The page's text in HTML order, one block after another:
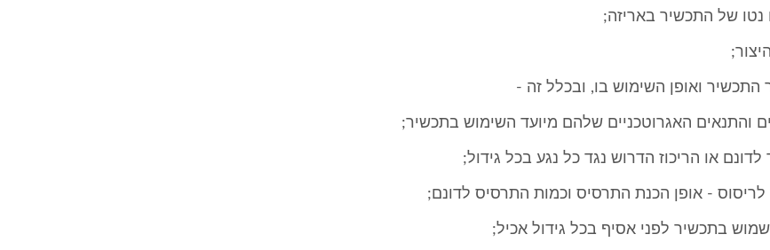
והתנאים האגרוטכניים שלהם מיועד השימוש בתכשיר;
או הריכוז הדרוש נגד כל נגע בכל גידול;
לריסוס - אופן הכנת התרסיס וכמות התרסיס לדונם;
בתכשיר לפני אסיף בכל גידול אכיל;